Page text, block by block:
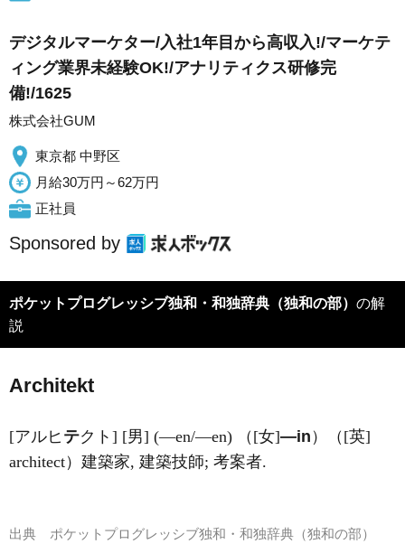
デジタルマーケター/入社1年目から高収入!/マーケテ
ィング業界未経験OK!/アナリティクス研修完
備!/1625
株式会社GUM
東京都 中野区
月給30万円～62万円
正社員
Sponsored by
ポケットプログレッシブ独和・和独辞典（独和の部） の解
説
Architekt
[アルヒ テクト] [男] (―en/―en) （[女]―in ）（[英]
architect）建築家, 建築技師; 考案者.
出典 ポケットプログレッシブ独和・和独辞典（独和の部）